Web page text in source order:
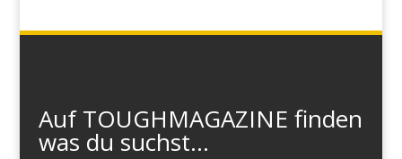
Auf TOUGHMAGAZINE finden
was du suchst...